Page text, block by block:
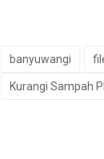
banyuwangi
Kurangi Sampah